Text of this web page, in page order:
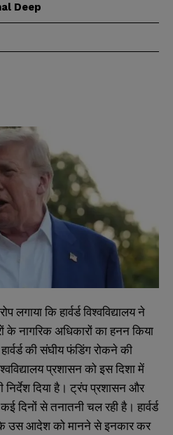
Deep
कि हार्वर्ड विश्वविद्यालय ने
के नागरिक अधिकारों का हनन किया
की संघीय फंडिंग रोकने की
प्रशासन को इस दिशा में
दिया है। ट्रंप प्रशासन और
कई दिनों से तनातनी चल रही है। हार्वर्ड
के उस आदेश को मानने से इनकार कर